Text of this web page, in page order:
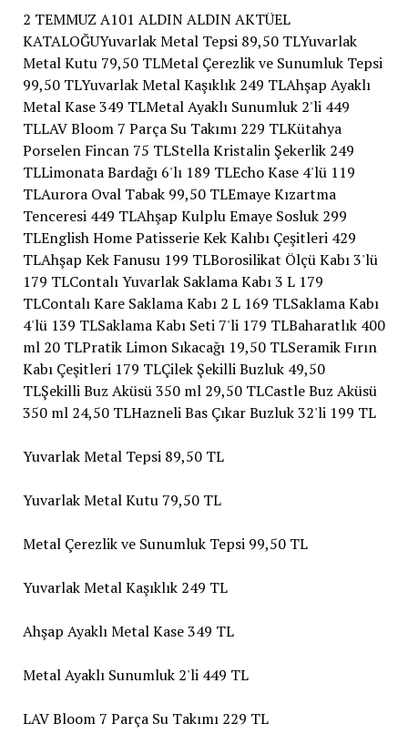
2 TEMMUZ A101 ALDIN ALDIN AKTÜEL
KATALOĞUYuvarlak Metal Tepsi 89,50 TLYuvarlak
Metal Kutu 79,50 TLMetal Çerezlik ve Sunumluk Tepsi
99,50 TLYuvarlak Metal Kaşıklık 249 TLAhşap Ayaklı
Metal Kase 349 TLMetal Ayaklı Sunumluk 2'li 449
TLLAV Bloom 7 Parça Su Takımı 229 TLKütahya
Porselen Fincan 75 TLStella Kristalin Şekerlik 249
TLLimonata Bardağı 6'lı 189 TLEcho Kase 4'lü 119
TLAurora Oval Tabak 99,50 TLEmaye Kızartma
Tenceresi 449 TLAhşap Kulplu Emaye Sosluk 299
TLEnglish Home Patisserie Kek Kalıbı Çeşitleri 429
TLAhşap Kek Fanusu 199 TLBorosilikat Ölçü Kabı 3'lü
179 TLContalı Yuvarlak Saklama Kabı 3 L 179
TLContalı Kare Saklama Kabı 2 L 169 TLSaklama Kabı
4'lü 139 TLSaklama Kabı Seti 7'li 179 TLBaharatlık 400
ml 20 TLPratik Limon Sıkacağı 19,50 TLSeramik Fırın
Kabı Çeşitleri 179 TLÇilek Şekilli Buzluk 49,50
TLŞekilli Buz Aküsü 350 ml 29,50 TLCastle Buz Aküsü
350 ml 24,50 TLHazneli Bas Çıkar Buzluk 32'li 199 TL
Yuvarlak Metal Tepsi 89,50 TL
Yuvarlak Metal Kutu 79,50 TL
Metal Çerezlik ve Sunumluk Tepsi 99,50 TL
Yuvarlak Metal Kaşıklık 249 TL
Ahşap Ayaklı Metal Kase 349 TL
Metal Ayaklı Sunumluk 2'li 449 TL
LAV Bloom 7 Parça Su Takımı 229 TL